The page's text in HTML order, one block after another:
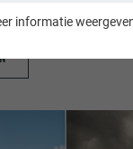
wordt
informatie
informatie